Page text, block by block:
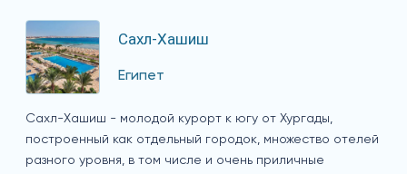
Сахл-Хашиш
Египет
Сахл-Хашиш - молодой курорт к югу от Хургады,
построенный как отдельный городок, множество отелей
разного уровня, в том числе и очень приличные